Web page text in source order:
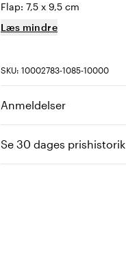
Flap: 7,5 x 9,5 cm
Læs mindre
SKU: 10002783-1085-10000
Anmeldelser
Se 30 dages prishistorik